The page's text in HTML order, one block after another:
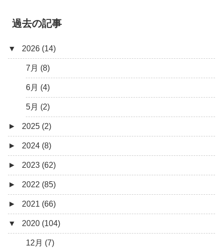
過去の記事
▼ 2026 (14)
7月 (8)
6月 (4)
5月 (2)
► 2025 (2)
12月 (1)
6月 (1)
► 2024 (8)
8月 (1)
7月 (1)
5月 (2)
4月 (3)
3月 (1)
► 2023 (62)
9月 (1)
8月 (1)
7月 (8)
6月 (5)
► 2022 (85)
12月 (3)
10月 (1)
9月 (4)
► 2021 (66)
12月 (4)
11月 (8)
▼ 2020 (104)
12月 (7)